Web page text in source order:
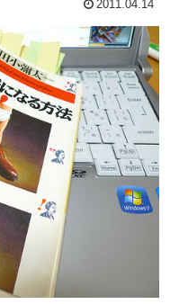
2011.04.14